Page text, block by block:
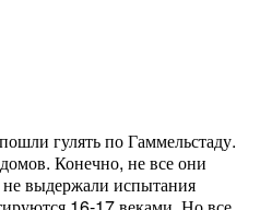
гулять по Гаммельстаду.
Конечно, не все они
выдержали испытания